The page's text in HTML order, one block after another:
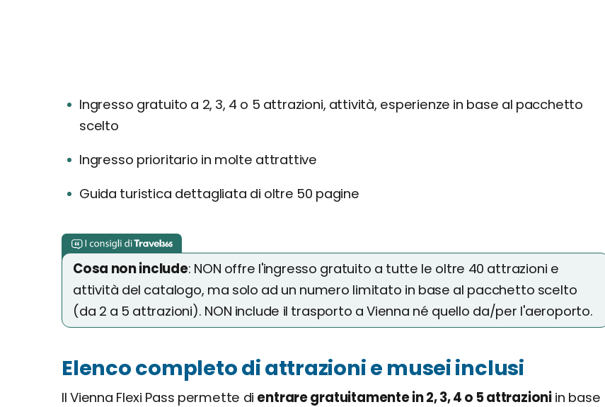
Ingresso gratuito a 2, 3, 4 o 5 attrazioni, attività, esperienze in base al pacchetto
scelto
Ingresso prioritario in molte attrattive
Guida turistica dettagliata di oltre 50 pagine
Cosa non include: NON offre l'ingresso gratuito a tutte le oltre 40 attrazioni e
attività del catalogo, ma solo ad un numero limitato in base al pacchetto scelto
(da 2 a 5 attrazioni). NON include il trasporto a Vienna né quello da/per l'aeroporto.
Elenco completo di attrazioni e musei inclusi
Il Vienna Flexi Pass permette di entrare gratuitamente in 2, 3, 4 o 5 attrazioni in base